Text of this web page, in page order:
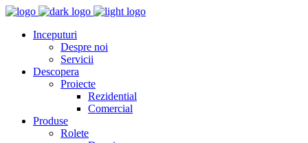
Inceputuri
Despre noi
Servicii
Descopera
Proiecte
Rezidential
Comercial
Produse
Rolete